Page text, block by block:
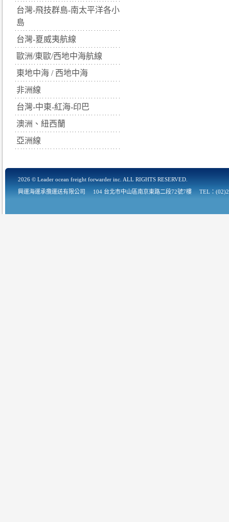
台灣-飛技群島-南太平洋各小
島
台灣-夏威夷航線
歐洲/東歐/西地中海航線
東地中海 / 西地中海
非洲線
台灣-中東-紅海-印巴
澳洲、紐西蘭
亞洲線
2026 © Leader ocean freight forwarder inc. ALL RIGHTS RESERVED.
興運海運承攬運送有限公司
104 台北市中山區南京東路二段72號7樓 TEL：